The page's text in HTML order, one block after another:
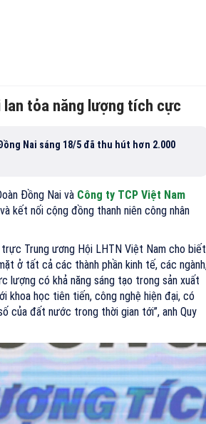
lan tỏa năng lượng tích cực
Nai sáng 18/5 đã thu hút hơn 2.000
Đồng Nai và Công ty TCP Việt Nam
kết nối cộng đồng thanh niên công nhân
Trung ương Hội LHTN Việt Nam cho
ở tất cả các thành phần kinh tế, các
lượng có khả năng sáng tạo trong sản xuất
khoa học tiên tiến, công nghệ hiện đại, có
của đất nước trong thời gian tới”, anh Quy